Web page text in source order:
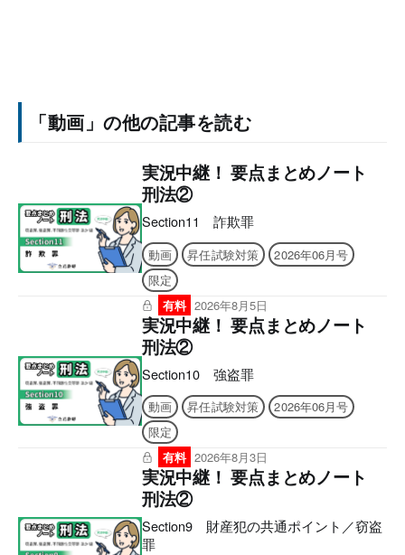
「動画」の他の記事を読む
実況中継！ 要点まとめノート
刑法②
Section11 詐欺罪
動画 昇任試験対策
2026年06月号
限定
有料 2026年8月5日
実況中継！ 要点まとめノート
刑法②
Section10 強盗罪
動画 昇任試験対策
2026年06月号
限定
有料 2026年8月3日
実況中継！ 要点まとめノート
刑法②
Section9 財産犯の共通ポイント／窃盗
罪